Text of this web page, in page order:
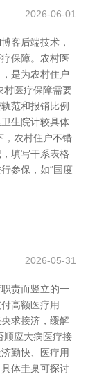
2026-06-01
客后端技术，
保障。农村医
是为农村住户
村医疗保障需要
范和报销比例
生院计较具体
，农村住户不错
填写干系表格
参保，如“国度
2026-05-31
责而竖立的一
高额医疗用
求接济，缓解
顺应大病医疗接
勤快、医疗用
体圭臬可探讨